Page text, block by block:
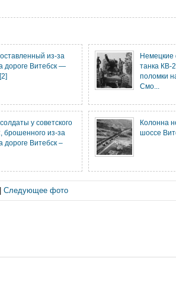
из-за
дороге Витебск —
Немецкие
танка КВ-
поломки
Смо...
у советского
брошенного из-за
дороге Витебск –
Колонна
шоссе
Следующее фото